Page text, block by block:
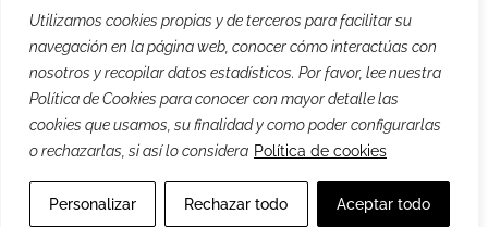
Utilizamos cookies propias y de terceros para facilitar su
navegación en la página web, conocer cómo interactúas con
nosotros y recopilar datos estadísticos. Por favor, lee nuestra
Política de Cookies para conocer con mayor detalle las
cookies que usamos, su finalidad y como poder configurarlas
o rechazarlas, si así lo considera Política de cookies
Personalizar Rechazar todo Aceptar todo